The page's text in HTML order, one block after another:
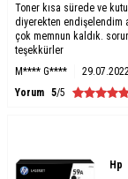
Toner kısa sürede ve
diyerekten endişelendim
çok memnun kaldık.
teşekkürler
M**** G****
Yorum 5/5
Hp